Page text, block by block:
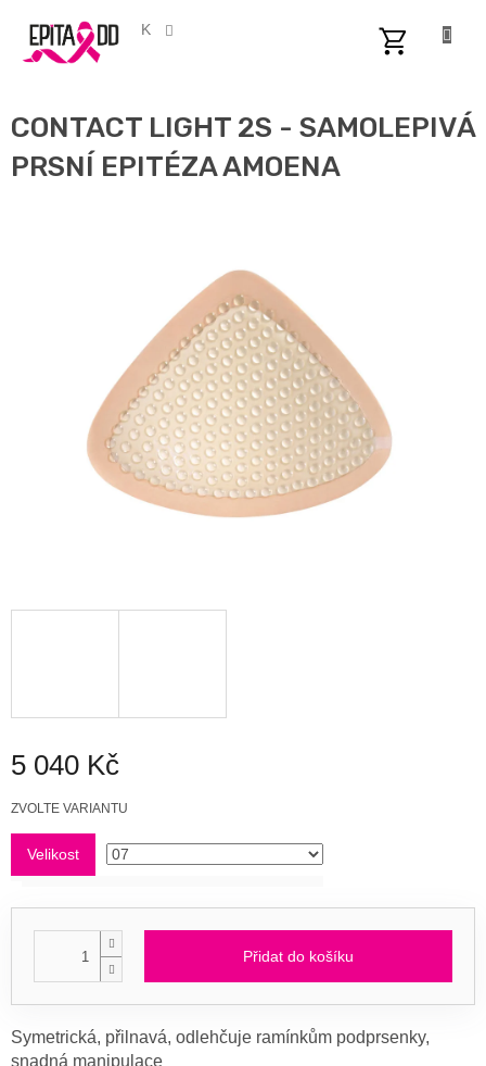
obsah
CZK
CONTACT LIGHT 2S - SAMOLEPIVÁ
PRSNÍ EPITÉZA AMOENA
5 040 Kč
Měrná
ZVOLTE VARIANTU
Velikost
Přidat do košíku
Symetrická, přilnavá, odlehčuje ramínkům podprsenky,
snadná manipulace